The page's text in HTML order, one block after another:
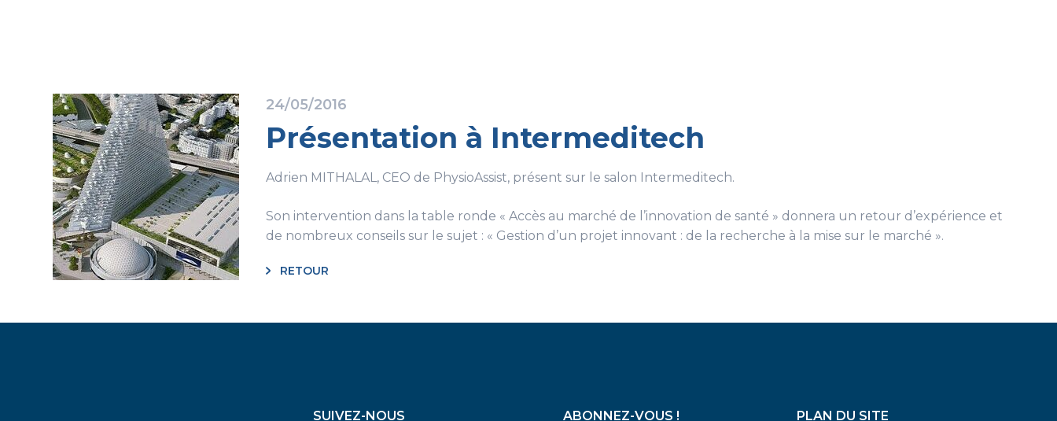
24/05/2016
Présentation à Intermeditech
Adrien MITHALAL, CEO de PhysioAssist, présent sur le salon Intermeditech.
Son intervention dans la table ronde « Accès au marché de l’innovation de santé » donnera un retour d’expérience et
de nombreux conseils sur le sujet : « Gestion d’un projet innovant : de la recherche à la mise sur le marché ».
RETOUR
SUIVEZ-NOUS ABONNEZ-VOUS ! PLAN DU SITE